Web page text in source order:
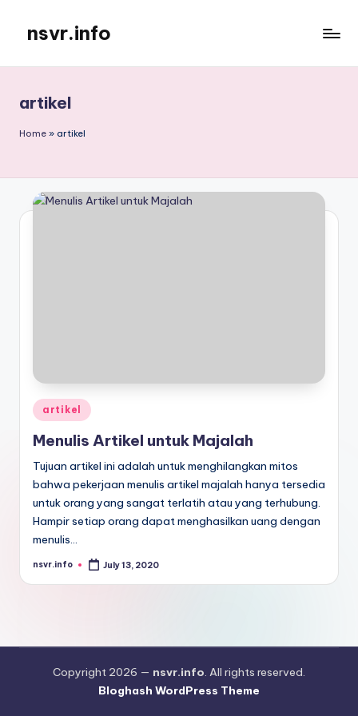
content
nsvr.info
Tersaji
Dengan
Baik
artikel
Home » artikel
Posted
in
artikel
Menulis Artikel untuk Majalah
Tujuan artikel ini adalah untuk menghilangkan mitos
bahwa pekerjaan menulis artikel majalah hanya tersedia
untuk orang yang sangat terlatih atau yang terhubung.
Hampir setiap orang dapat menghasilkan uang dengan
menulis…
Posted
nsvr.info July 13, 2020
Copyright 2026 — nsvr.info. All rights reserved.
Bloghash WordPress Theme